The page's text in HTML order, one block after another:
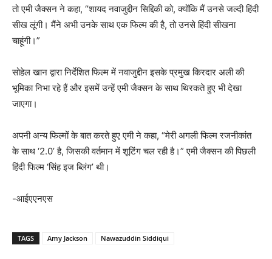
तो एमी जैक्‍सन ने कहा, “शायद नवाजुद्दीन सिद्दिकी को, क्योंकि मैं उनसे जल्दी हिंदी
सीख लूंगी। मैंने अभी उनके साथ एक फिल्म की है, तो उनसे हिंदी सीखना
चाहूंगी।”
सोहेल खान द्वारा निर्देशित फिल्म में नवाजुद्दीन इसके प्रमुख किरदार अली की
भूमिका निभा रहे हैं और इसमें उन्हें एमी जैक्‍सन के साथ थिरकते हुए भी देखा
जाएगा।
अपनी अन्य फिल्मों के बात करते हुए एमी ने कहा, “मेरी अगली फिल्म रजनीकांत
के साथ ‘2.0’ है, जिसकी वर्तमान में शूटिंग चल रही है।” एमी जैक्‍सन की पिछली
हिंदी फिल्म ‘सिंह इज ब्लिंग’ थी।
-आईएएनएस
TAGS Amy Jackson Nawazuddin Siddiqui